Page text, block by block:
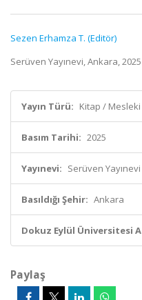
Sezen Erhamza T. (Editör)
Serüven Yayınevi, Ankara, 2025
Yayın Türü: Kitap /
Basım Tarihi: 2025
Yayınevi: Serüven Yayınevi
Basıldığı Şehir: Ankara
Dokuz Eylül Üniversitesi
Paylaş